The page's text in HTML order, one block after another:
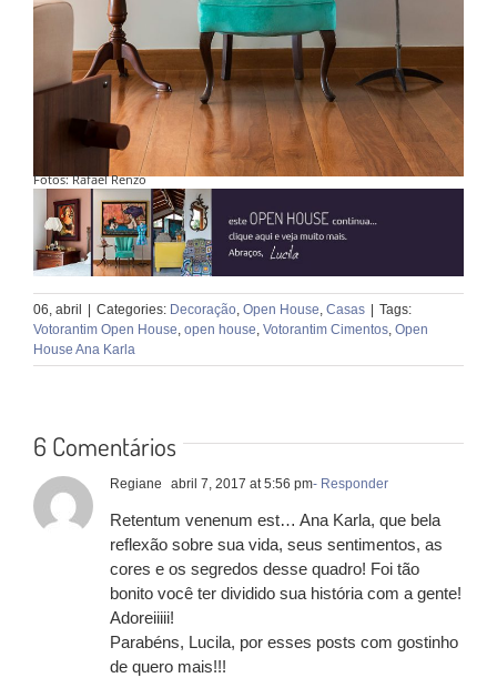
Fotos: Rafael Renzo
06, abril Categories: Decoração, Open House, Casas
Tags:
Votorantim Open House, open house, Votorantim Cimentos, Open
House Ana Karla
6 Comentários
Regiane abril 7, 2017 at 5:56 pm- Responder
Retentum venenum est… Ana Karla, que bela
reflexão sobre sua vida, seus sentimentos, as
cores e os segredos desse quadro! Foi tão
bonito você ter dividido sua história com a gente!
Adoreiiiii!
Parabéns, Lucila, por esses posts com gostinho
de quero mais!!!